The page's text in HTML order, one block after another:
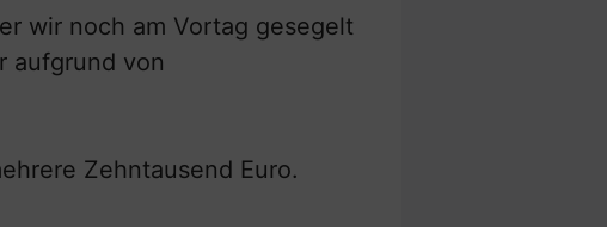
wir noch am Vortag gesegelt
aufgrund von
Zehntausend Euro.